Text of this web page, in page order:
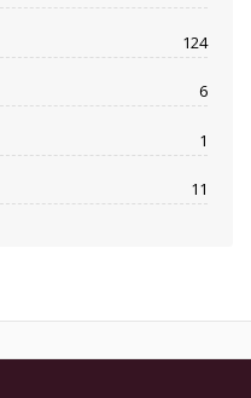
124
6
1
11